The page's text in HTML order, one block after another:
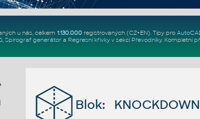
u nás, celkem 1.130.000registrovaných (CZ+EN). Tipy pro
, Spirograf generátor a Regresní křivkyv sekci Převodníky. Kompletní
Blok: KNOCKDOWN